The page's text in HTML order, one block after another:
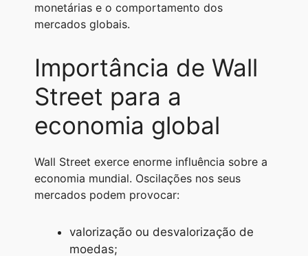
monetárias e o comportamento dos
mercados globais.
Importância de Wall
Street para a
economia global
Wall Street exerce enorme influência sobre a
economia mundial. Oscilações nos seus
mercados podem provocar:
valorização ou desvalorização de
moedas;